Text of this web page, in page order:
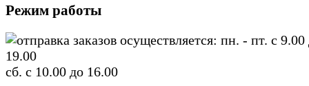
Режим работы
отправка заказов осуществляется: пн. - пт. с 9.00
19.00
сб. с 10.00 до 16.00